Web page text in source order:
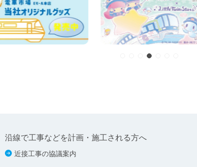
沿線で工事などを計画・施工される方へ
近接工事の協議案内